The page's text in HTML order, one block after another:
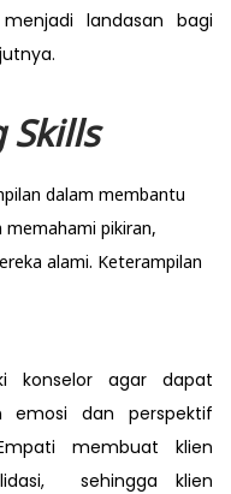
landasan bagi
dalam membantu
memahami pikiran,
alami. Keterampilan
konselor agar dapat
emosi dan perspektif
membuat klien
sehingga klien